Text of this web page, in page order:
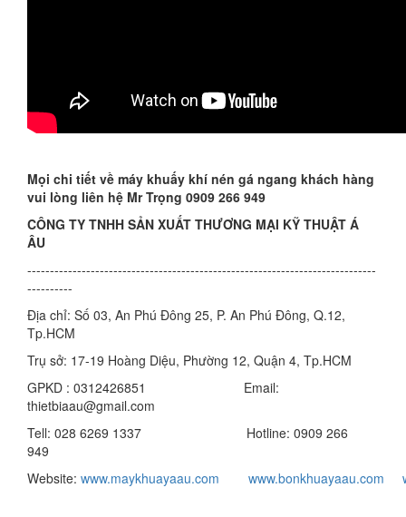
Mọi chi tiết về máy khuấy khí nén gá ngang khách hàng
vui lòng liên hệ Mr Trọng 0909 266 949
CÔNG TY TNHH SẢN XUẤT THƯƠNG MẠI KỸ THUẬT Á
ÂU
-----------------------------------------------------------------------------
----------
Địa chỉ: Số 03, An Phú Đông 25, P. An Phú Đông, Q.12,
Tp.HCM
Trụ sở: 17-19 Hoàng Diệu, Phường 12, Quận 4, Tp.HCM
GPKD : 0312426851 Email:
thietbiaau@gmail.com
Tell: 028 6269 1337 Hotline: 0909 266
949
Website: www.maykhuayaau.com www.bonkhuayaau.com